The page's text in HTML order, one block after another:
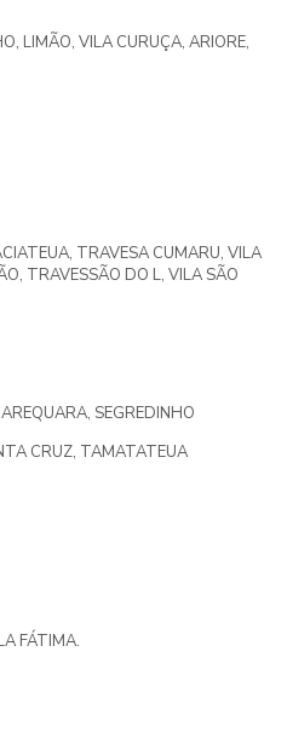
LIMÃO, VILA CURUÇA, ARIORE,
TRAVESA CUMARU, VILA
TRAVESSÃO DO L, VILA SÃO
SEGREDINHO
CRUZ, TAMATATEUA
FÁTIMA.